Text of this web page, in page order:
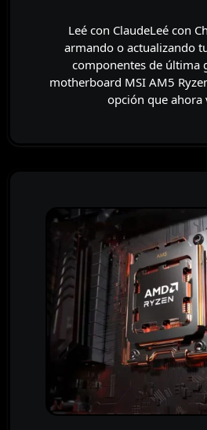
Leé con ClaudeLeé con ChatGPT Si estás
armando o actualizando
componentes de última
motherboard MSI AM5
opción que ahora